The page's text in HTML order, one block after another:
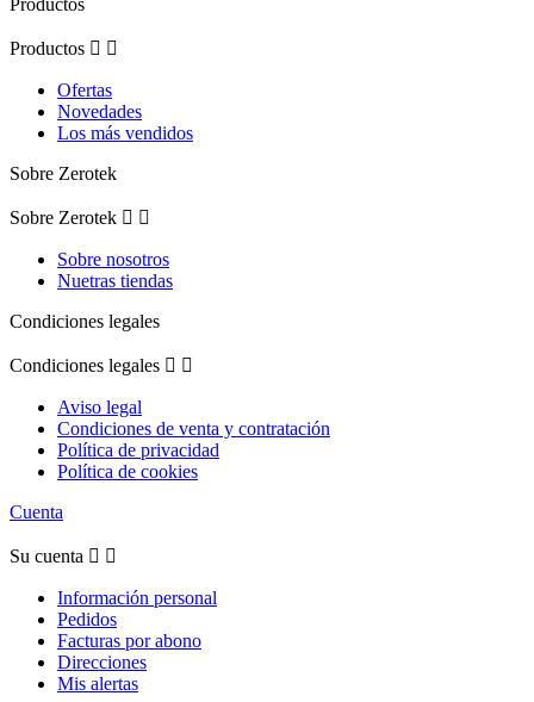
Productos
Productos  
Ofertas
Novedades
Los más vendidos
Sobre Zerotek
Sobre Zerotek  
Sobre nosotros
Nuetras tiendas
Condiciones legales
Condiciones legales  
Aviso legal
Condiciones de venta y contratación
Política de privacidad
Política de cookies
Cuenta
Su cuenta  
Información personal
Pedidos
Facturas por abono
Direcciones
Mis alertas